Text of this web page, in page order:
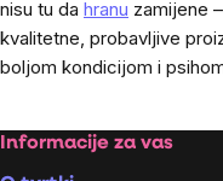
nisu tu da hranu zamijene
kvalitetne, probavljive
boljom kondicijom i
Footer
Informacije za vas